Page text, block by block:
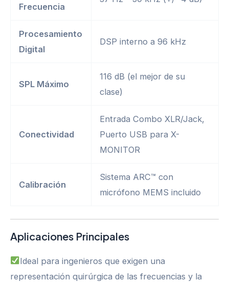
Frecuencia
Procesamiento
Digital
DSP interno a 96 kHz
SPL Máximo
116 dB (el mejor de su
clase)
Conectividad
Entrada Combo XLR/Jack,
Puerto USB para X-
MONITOR
Calibración
Sistema ARC™ con
micrófono MEMS incluido
Aplicaciones Principales
Ideal para ingenieros que exigen una
representación quirúrgica de las frecuencias y la